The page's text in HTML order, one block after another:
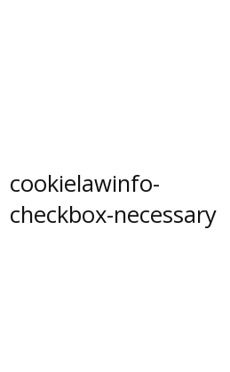
cookielawinfo-
checkbox-necessary